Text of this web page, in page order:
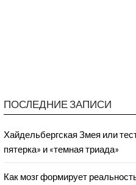
ПОСЛЕДНИЕ ЗАПИСИ
Хайдельбергская Змея или
пятерка» и «темная триада»
Как мозг формирует